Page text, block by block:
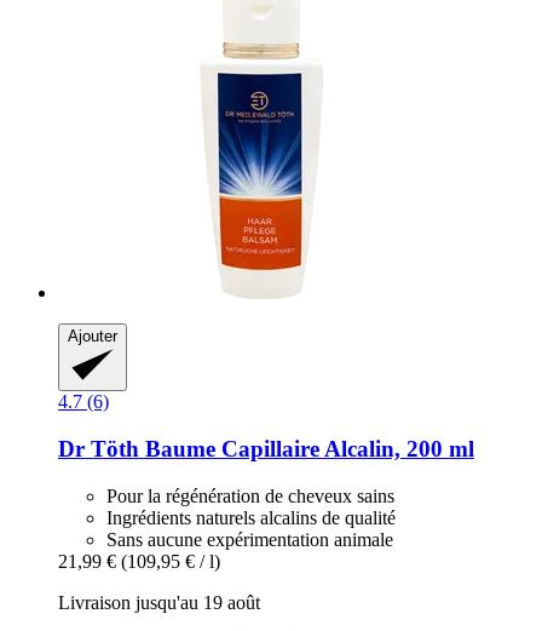
Ajouter
4.7 (6)
Dr Töth Baume Capillaire Alcalin, 200 ml
Pour la régénération de cheveux sains
Ingrédients naturels alcalins de qualité
Sans aucune expérimentation animale
21,99 € (109,95 € / l)
Livraison jusqu'au 19 août